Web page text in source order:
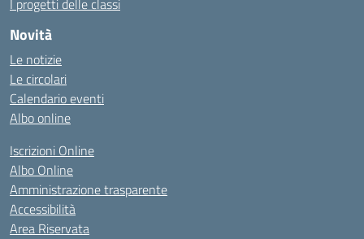
I progetti delle classi
Novità
Le notizie
Le circolari
Calendario eventi
Albo online
Iscrizioni Online
Albo Online
Amministrazione trasparente
Accessibilità
Area Riservata